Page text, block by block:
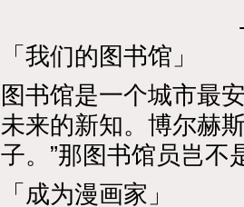
「我们的图书馆」
图书馆是一个城市最
未来的新知。博尔赫
子。”那图书馆员岂不
「成为漫画家」